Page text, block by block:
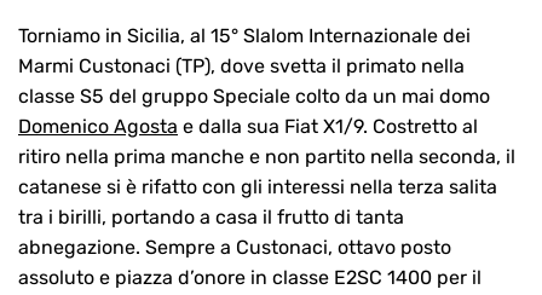
Torniamo in Sicilia, al 15° Slalom Internazionale dei
Marmi Custonaci (TP), dove svetta il primato nella
classe S5 del gruppo Speciale colto da un mai domo
Domenico Agosta e dalla sua Fiat X1/9. Costretto al
ritiro nella prima manche e non partito nella seconda, il
catanese si è rifatto con gli interessi nella terza salita
tra i birilli, portando a casa il frutto di tanta
abnegazione. Sempre a Custonaci, ottavo posto
assoluto e piazza d’onore in classe E2SC 1400 per il